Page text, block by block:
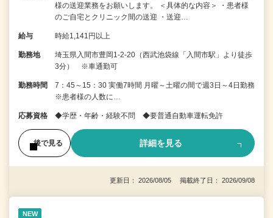
様の送迎業務をお願いします。 ＜具体的な内容＞ ・患者様
のご自宅とクリニック間の送迎 ・送迎…
給与 時給1,141円以上
勤務地
埼玉県入間市豊岡1-2-20（西武池袋線「入間市駅」より徒歩
3分） ※車通勤可
勤務時間
7：45～15：30 実働7時間 月曜～土曜の間で週3日～4日勤務
※患者様の人数に…
応募資格 ◆学歴・年齢・経験不問 ◆要普通自動車運転免許
後で見る 詳細を見る
更新日： 2026/08/05 掲載終了日： 2026/09/08
NEW